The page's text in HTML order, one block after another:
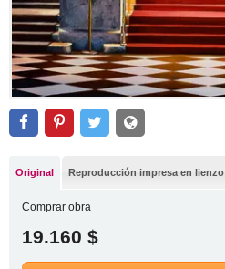
Original Reproducción impresa en lienzo
Comprar obra
19.160 $